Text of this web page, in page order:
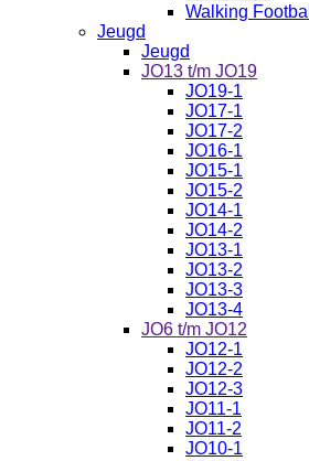
Walking Football
Jeugd
Jeugd
JO13 t/m JO19
JO19-1
JO17-1
JO17-2
JO16-1
JO15-1
JO15-2
JO14-1
JO14-2
JO13-1
JO13-2
JO13-3
JO13-4
JO6 t/m JO12
JO12-1
JO12-2
JO12-3
JO11-1
JO11-2
JO10-1